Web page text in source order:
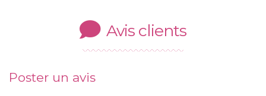
Avis clients
Poster un avis